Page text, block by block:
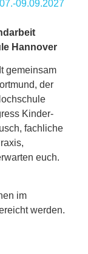
Hannover
gemeinsam
der
Kinder-
fachliche
euch.
im
werden.